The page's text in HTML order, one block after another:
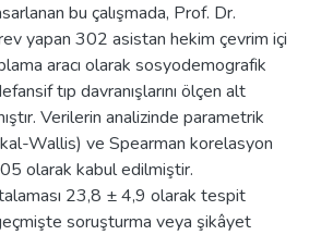
bu çalışmada, Prof. Dr.
yapan 302 asistan hekim çevrim içi
aracı olarak sosyodemografik
tıp davranışlarını ölçen alt
Verilerin analizinde parametrik
Wallis) ve Spearman korelasyon
olarak kabul edilmiştir.
23,8 ± 4,9 olarak tespit
soruşturma veya şikâyet